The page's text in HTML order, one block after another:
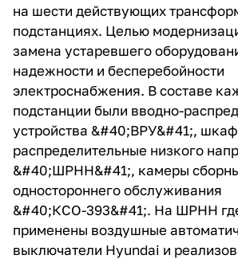
на шести действующих
подстанциях. Целью
замена устаревшего
надежности и бесперебойности
электроснабжения. В составе
подстанции были вводно-
устройства &#40;ВРУ&#41;,
распределительные низкого
&#40;ШРНН&#41;, камеры
одностороннего обслуживания
&#40;КСО-393&#41;. На ШРНН
применены воздушные
выключатели Hyundai и